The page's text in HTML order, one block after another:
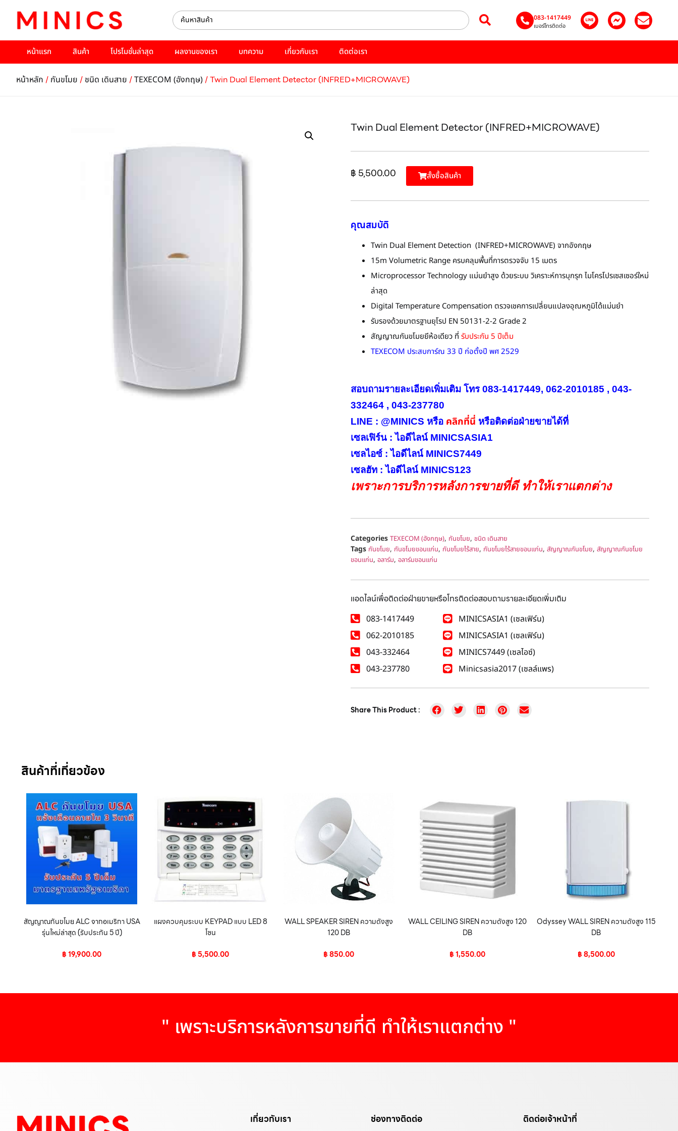
083-1417449
เบอร์โทรติดต่อ
หน้าแรก สินค้า โปรโมชั่นล่าสุด ผลงานของเรา บทความ เกี่ยวกับเรา ติดต่อเรา
หน้าหลัก / กันขโมย / ชนิด เดินสาย /TEXECOM (อังกฤษ)/ Twin Dual Element Detector (INFRED+MICROWAVE)
Twin Dual Element Detector (INFRED+MICROWAVE)
฿ 5,500.00 สั้งซื้อสินค้า
คุณสมบัติ
Twin Dual Element Detection (INFRED+MICROWAVE) จากอังกฤษ
15m Volumetric Range ครบคลุมพื้นที่การตรวจจับ 15 เมตร
Microprocessor Technology แม่นยำสูง ด้วยระบบ วิเคราะห์การบุกรุก ไมโครโปรเซสเซอร์ใหม่
ล่าสุด
Digital Temperature Compensation ตรวจเชคการเปลี่ยนแปลงอุณหภูมิได้แม่นยำ
รับรองด้วยมาตรฐานยุโรป EN 50131-2-2 Grade 2
สัญญาณกันขโมยยีห้อเดียว ที่ รับประกัน 5 ปีเต็ม
TEXECOM ประสบการ์ณ 33 ปี ก่อตั้งปี พศ 2529
สอบถามรายละเอียดเพิ่มเติม โทร 083-1417449, 062-2010185 , 043-
332464 , 043-237780
LINE : @MINICS หรือ คลิกที่นี่ หรือติดต่อฝ่ายขายได้ที่
เซลเฟิร์น : ไอดีไลน์ MINICSASIA1
เซลไอซ์ : ไอดีไลน์ MINICS7449
เซลฮัท : ไอดีไลน์ MINICS123
เพราะการบริการหลังการขายที่ดี ทำให้เราแตกต่าง
Categories TEXECOM (อังกฤษ), กันขโมย, ชนิด เดินสาย
Tags กันขโมย, กันขโมยขอนแก่น, กันขโมยไร้สาย, กันขโมยไร้สายขอนแก่น, สัญญาณกันขโมย, สัญญาณกันขโมย
ขอนแก่น, อลาร์ม, อลาร์มขอนแก่น
แอดไลน์เพื่อติดต่อฝ่ายขายหรือโทรติดต่อสอบถามรายละเอียดเพิ่มเติม
083-1417449
062-2010185
043-332464
043-237780
MINICSASIA1 (เซลเฟิร์น)
MINICSASIA1 (เซลเฟิร์น)
MINICS7449 (เซลไอซ์)
Minicsasia2017 (เซลล์แพร)
Share This Product :
สินค้าที่เกี่ยวข้อง
สัญญาณกันขโมย ALC จากอเมริกา USA
รุ่นใหม่ล่าสุด (รับประกัน 5 ปี)
฿19,900.00
แผงควบคุมระบบ KEYPAD แบบ LED 8
โซน
฿5,500.00
WALL SPEAKER SIREN ความดังสูง
120 DB
฿850.00
WALL CEILING SIREN ความดังสูง 120
DB
฿1,550.00
Odyssey WALL SIREN ความดังสูง 115
DB
฿8,500.00
" เพราะบริการหลังการขายที่ดี ทำให้เราแตกต่าง "
เกี่ยวกับเรา ช่องทางติดต่อ ติดต่อเจ้าหน้าที่